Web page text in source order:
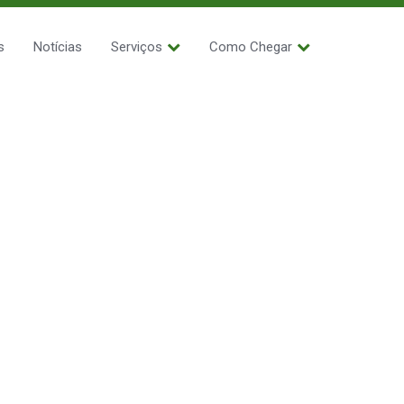
Notícias Serviços Como Chegar